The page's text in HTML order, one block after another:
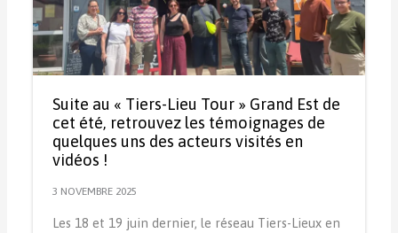
Suite au « Tiers-Lieu Tour » Grand Est de
cet été, retrouvez les témoignages de
quelques uns des acteurs visités en
vidéos !
3 NOVEMBRE 2025
Les 18 et 19 juin dernier, le réseau Tiers-Lieux en